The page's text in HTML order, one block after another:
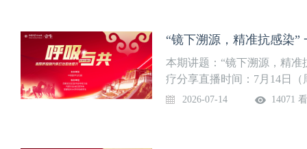
本期讲题：“镜下溯源，精
疗分享直播时间：7月14日（
2026-07-14 14071